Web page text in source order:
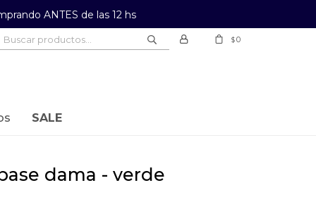
ANTES de las 12 hs
SALE
$0